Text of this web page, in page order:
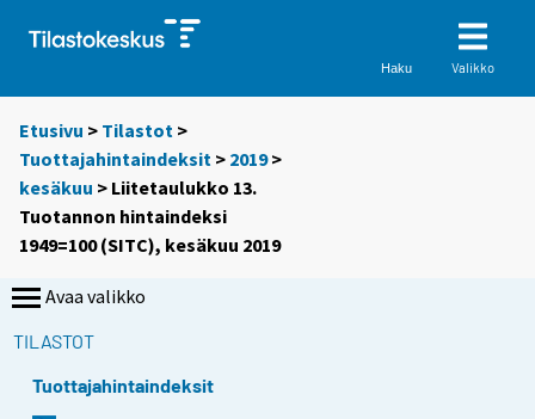
Haku Valikko
Etusivu > Tilastot >
Tuottajahintaindeksit > 2019>
kesäkuu > Liitetaulukko 13.
Tuotannon hintaindeksi
1949=100 (SITC), kesäkuu 2019
Avaa valikko
TILASTOT
Tuottajahintaindeksit